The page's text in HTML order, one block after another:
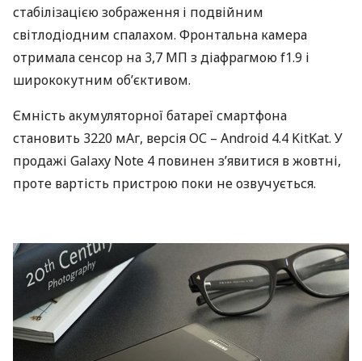
стабілізацією зображення і подвійним
світлодіодним спалахом. Фронтальна камера
отримала сенсор на 3,7 МП з діафрагмою f1.9 і
ширококутним об’єктивом.
Ємність акумуляторної батареї смартфона
становить 3220 мАг, версія ОС – Android 4.4 KitKat. У
продажі Galaxy Note 4 повинен з’явитися в жовтні,
проте вартість пристрою поки не озвучується.